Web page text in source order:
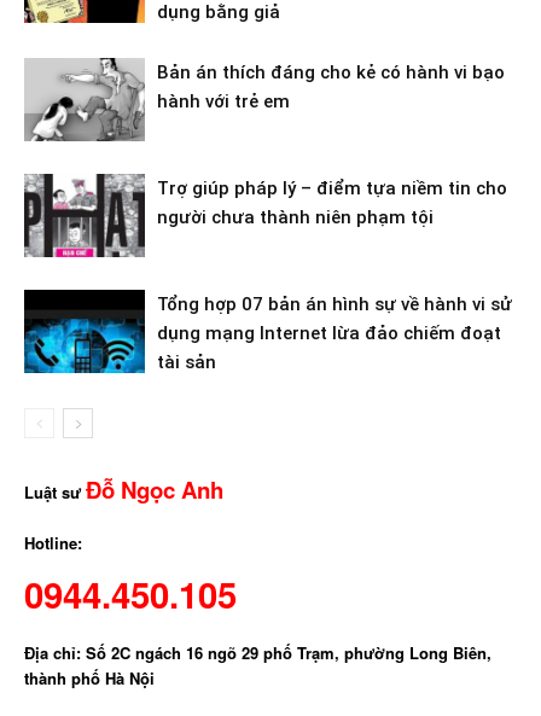
dụng bằng giả
Bản án thích đáng cho kẻ có hành vi bạo
hành với trẻ em
Trợ giúp pháp lý – điểm tựa niềm tin cho
người chưa thành niên phạm tội
Tổng hợp 07 bản án hình sự về hành vi sử
dụng mạng Internet lừa đảo chiếm đoạt
tài sản
Luật sưĐỗ Ngọc Anh
Hotline:
0944.450.105
Địa chỉ: Số 2C ngách 16 ngõ 29 phố Trạm, phường Long Biên,
thành phố Hà Nội